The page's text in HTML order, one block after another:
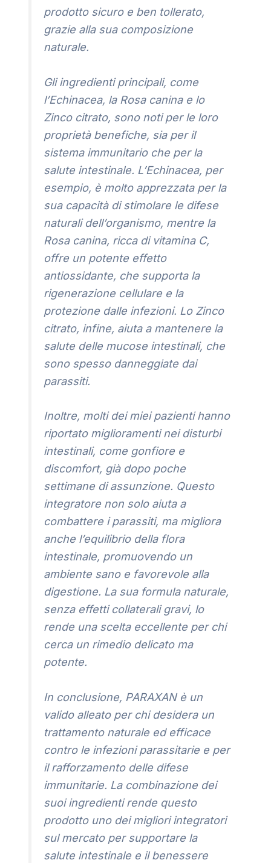
prodotto sicuro e ben tollerato,
grazie alla sua composizione
naturale.
Gli ingredienti principali, come
l’Echinacea, la Rosa canina e lo
Zinco citrato, sono noti per le loro
proprietà benefiche, sia per il
sistema immunitario che per la
salute intestinale. L’Echinacea, per
esempio, è molto apprezzata per la
sua capacità di stimolare le difese
naturali dell’organismo, mentre la
Rosa canina, ricca di vitamina C,
offre un potente effetto
antiossidante, che supporta la
rigenerazione cellulare e la
protezione dalle infezioni. Lo Zinco
citrato, infine, aiuta a mantenere la
salute delle mucose intestinali, che
sono spesso danneggiate dai
parassiti.
Inoltre, molti dei miei pazienti hanno
riportato miglioramenti nei disturbi
intestinali, come gonfiore e
discomfort, già dopo poche
settimane di assunzione. Questo
integratore non solo aiuta a
combattere i parassiti, ma migliora
anche l’equilibrio della flora
intestinale, promuovendo un
ambiente sano e favorevole alla
digestione. La sua formula naturale,
senza effetti collaterali gravi, lo
rende una scelta eccellente per chi
cerca un rimedio delicato ma
potente.
In conclusione, PARAXAN è un
valido alleato per chi desidera un
trattamento naturale ed efficace
contro le infezioni parassitarie e per
il rafforzamento delle difese
immunitarie. La combinazione dei
suoi ingredienti rende questo
prodotto uno dei migliori integratori
sul mercato per supportare la
salute intestinale e il benessere